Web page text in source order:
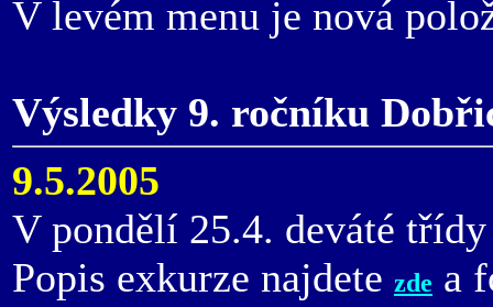
V levém menu je nová
Výsledky 9. ročníku
9.5.2005
V pondělí 25.4. deváté
Popis exkurze najdete zde a